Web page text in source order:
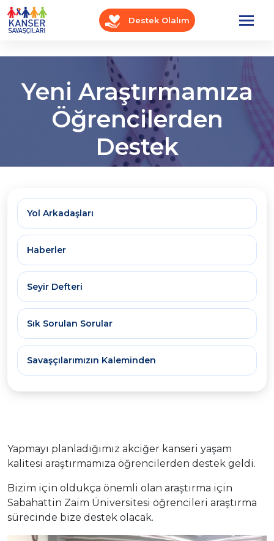
Destek Olalım
Yeni Araştırmamıza
Öğrencilerden
Destek
Yol Arkadaşları
Haberler
Seyir Defteri
Sık Sorulan Sorular
Savaşçılarımızın Kaleminden
Yapmayı planladığımız akciğer kanseri yaşam
kalitesi araştırmamıza öğrencilerden destek geldi.
Bizim için oldukça önemli olan araştırma için
Sabahattin Zaim Üniversitesi öğrencileri araştırma
sürecinde bize destek olacak.